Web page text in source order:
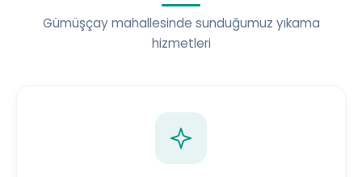
Gümüşçay mahallesinde sunduğumuz yıkama
hizmetleri